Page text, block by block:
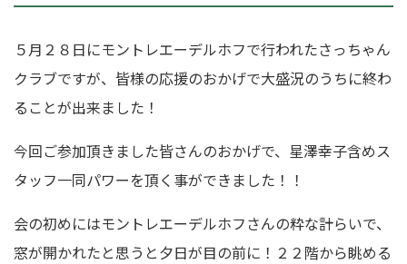
５月２８日にモントレエーデルホフで行われたさっちゃん
クラブですが、皆様の応援のおかげで大盛況のうちに終わ
ることが出来ました！
今回ご参加頂きました皆さんのおかげで、星澤幸子含めス
タッフ一同パワーを頂く事ができました！！
会の初めにはモントレエーデルホフさんの粋な計らいで、
窓が開かれたと思うと夕日が目の前に！２２階から眺める